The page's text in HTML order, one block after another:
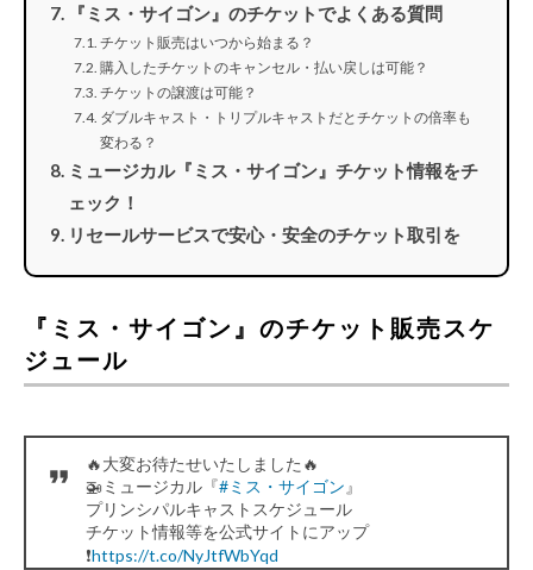
『ミス・サイゴン』のチケットでよくある質問
チケット販売はいつから始まる？
購入したチケットのキャンセル・払い戻しは可能？
チケットの譲渡は可能？
ダブルキャスト・トリプルキャストだとチケットの倍率も
変わる？
ミュージカル『ミス・サイゴン』チケット情報をチ
ェック！
リセールサービスで安心・安全のチケット取引を
『ミス・サイゴン』のチケット販売スケ
ジュール
🔥大変お待たせいたしました🔥
🚁ミュージカル『#ミス・サイゴン 』
プリンシパルキャストスケジュール
チケット情報等を公式サイトにアップ
❗️https://t.co/NyJtfWbYqd